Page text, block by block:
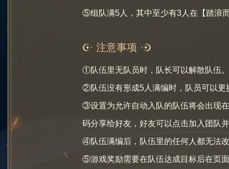
⑤组队满5人，其中至少有3人在【踏浪
注意事项
①队伍里无队员时，队长可以解散队伍。
②队伍没有形成5人满编时，队员可以更
③设置为允许自动入队的队伍将会出现
码分享给好友，好友可以点击加入团队
④队伍满编后，队伍里的任何人都无法
⑤游戏奖励需要在队伍达成目标后在页